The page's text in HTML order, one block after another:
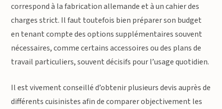
correspond à la fabrication allemande et à un cahier des
charges strict. Il faut toutefois bien préparer son budget
en tenant compte des options supplémentaires souvent
nécessaires, comme certains accessoires ou des plans de
travail particuliers, souvent décisifs pour l’usage quotidien.
Il est vivement conseillé d’obtenir plusieurs devis auprès de
différents cuisinistes afin de comparer objectivement les